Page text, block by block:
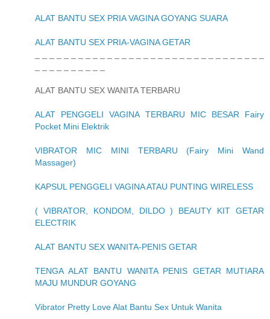
ALAT BANTU SEX PRIA VAGINA GOYANG SUARA
ALAT BANTU SEX PRIA-VAGINA GETAR
ALAT BANTU SEX WANITA TERBARU
ALAT PENGGELI VAGINA TERBARU MIC BESAR Fairy
Pocket Mini Elektrik
VIBRATOR MIC MINI TERBARU (Fairy Mini Wand
Massager)
KAPSUL PENGGELI VAGINA ATAU PUNTING WIRELESS
( VIBRATOR, KONDOM, DILDO ) BEAUTY KIT GETAR
ELECTRIK
ALAT BANTU SEX WANITA-PENIS GETAR
TENGA ALAT BANTU WANITA PENIS GETAR MUTIARA
MAJU MUNDUR GOYANG
Vibrator Pretty Love Alat Bantu Sex Untuk Wanita